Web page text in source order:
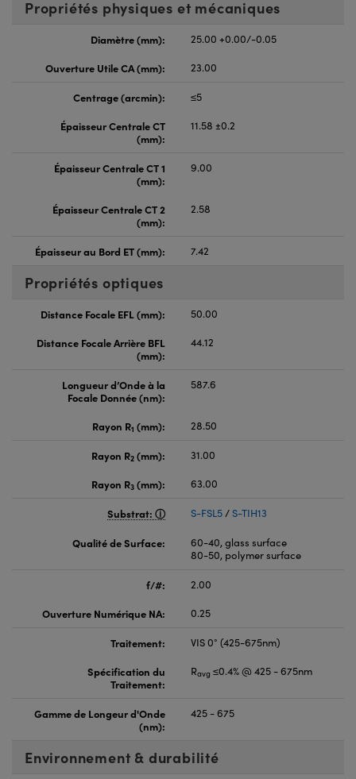
Propriétés physiques et mécaniques
Diamètre (mm):
25.00 +0.00/-0.05
Ouverture Utile CA (mm):
23.00
Centrage (arcmin):
≤5
Épaisseur Centrale CT
(mm):
11.58 ±0.2
Épaisseur Centrale CT 1
(mm):
9.00
Épaisseur Centrale CT 2
(mm):
2.58
Épaisseur au Bord ET (mm): 7.42
Propriétés optiques
Distance Focale EFL (mm):
50.00
Distance Focale Arrière BFL
(mm):
44.12
Longueur d’Onde à la
Focale Donnée (nm):
587.6
Rayon R1 (mm): 28.50
Rayon R2 (mm):
31.00
Rayon R3 (mm): 63.00
Substrat: S-FSL5/S-TIH13
Qualité de Surface:
60-40, glass surface
80-50, polymer surface
f/#:
2.00
Ouverture Numérique NA:
0.25
Traitement:
VIS 0° (425-675nm)
Spécification du
Traitement:
Ravg ≤0.4% @ 425 - 675nm
Gamme de Longeur d'Onde
(nm):
425 - 675
Environnement & durabilité